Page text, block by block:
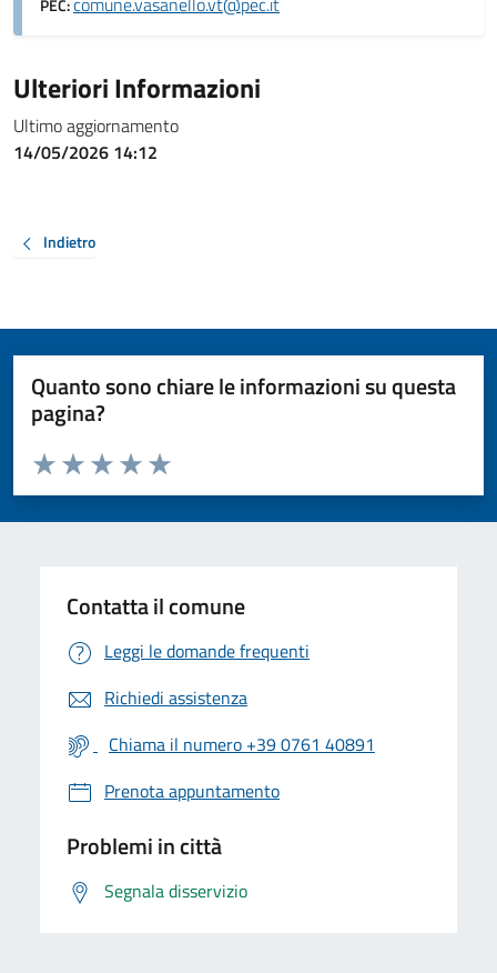
PEC:
Ulteriori Informazioni
Ultimo aggiornamento
14/05/2026 14:12
Indietro
Quanto sono chiare le informazioni su questa
pagina?
Valuta da 1 a 5 stelle la pagina
Valuta 5 stelle su 5
Valuta 4 stelle su 5
Valuta 3 stelle su 5
Valuta 2 stelle su 5
Valuta 1 stelle su 5
Contatta il comune
Leggi le domande frequenti
Richiedi assistenza
Chiama il numero +39 0761 40891
Prenota appuntamento
Problemi in città
Segnala disservizio